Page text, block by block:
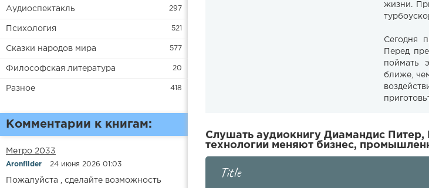
Аудиоспектакль 297
Психология 521
Сказки народов мира 577
Философская литература 20
Разное 418
Комментарии к книгам:
Метро 2033
Aronfilder 24 июня 2026 01:03
Пожалуйста , сделайте возможность
жизни.
Сегодня
Перед
поймать
ближе,
Слушать аудиокнигу Диамандис
технологии меняют бизнес,
Title